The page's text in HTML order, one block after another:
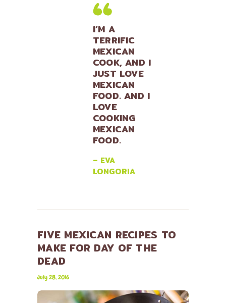
I’M A
TERRIFIC
MEXICAN
COOK, AND I
JUST LOVE
MEXICAN
FOOD. AND I
LOVE
COOKING
MEXICAN
FOOD.
– EVA
LONGORIA
FIVE MEXICAN RECIPES TO
MAKE FOR DAY OF THE
DEAD
July 28, 2016